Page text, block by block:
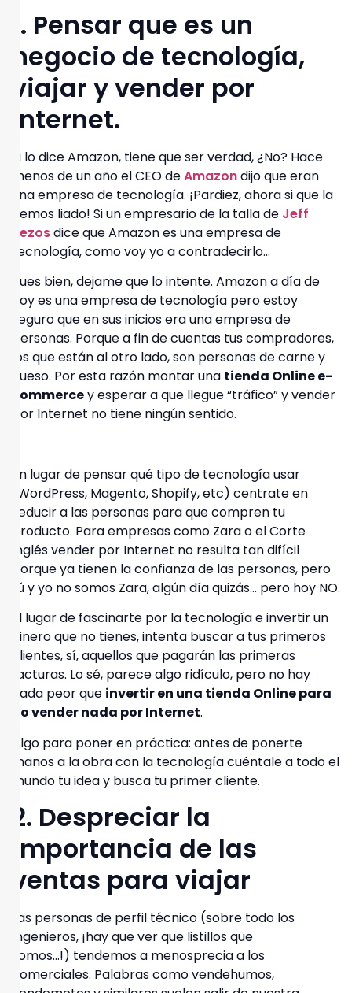
1. Pensar que es un
negocio de tecnología,
viajar y vender por
Internet.
Si lo dice Amazon, tiene que ser verdad, ¿No? Hace
menos de un año el CEO deAmazondijo que eran
una empresa de tecnología. ¡Pardiez, ahora si que la
hemos liado! Si un empresario de la talla de Jeff
Bezosdice que Amazon es una empresa de
tecnología, como voy yo a contradecirlo…
Pues bien, dejame que lo intente. Amazon a día de
hoy es una empresa de tecnología pero estoy
seguro que en sus iniciosera una empresa de
personas. Porque a fin de cuentas tus compradores,
los que están al otro lado, son personas de carne y
hueso. Por esta razón montar una tienda Online e-
commercey esperar a que llegue “tráfico” y vender
por Internet no tiene ningún sentido.
En lugar de pensar qué tipo de tecnología usar
(WordPress, Magento, Shopify, etc) centrate en
seducir a las personas para que compren tu
producto. Para empresas como Zara o el Corte
Inglés vender por Internet no resulta tan difícil
porque ya tienen la confianza de las personas, pero
tú y yo no somos Zara, algún día quizás… pero hoy NO.
El lugar de fascinarte por la tecnología e invertir un
dinero que no tienes,intenta buscar a tus primeros
clientes, sí, aquellos que pagarán las primeras
facturas. Lo sé, parece algo ridículo, pero no hay
nada peor que invertir en una tienda Online para
no vender nada por Internet.
Algo para poner en práctica: antes de ponerte
manos a la obra con la tecnología cuéntale a todo el
mundo tu idea y busca tu primer cliente.
2. Despreciar la
importancia de las
ventas para viajar
Las personas de perfil técnico (sobre todo los
Ingenieros, ¡hay que ver que listillos que
somos…!) tendemos a menosprecia a los
comerciales. Palabras como vendehumos,